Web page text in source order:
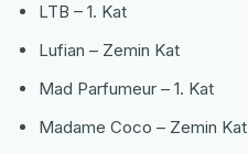
LTB – 1. Kat
Lufian – Zemin Kat
Mad Parfumeur – 1. Kat
Madame Coco – Zemin Kat